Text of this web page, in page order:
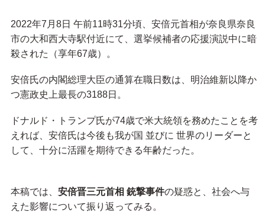
2022年7月8日 午前11時31分頃、安倍元首相が奈良県奈良
市の大和西大寺駅付近にて、選挙候補者の応援演説中に暗
殺された（享年67歳）。
安倍氏の内閣総理大臣の通算在職日数は、明治維新以降か
つ憲政史上最長の3188日。
ドナルド・トランプ氏が74歳で米大統領を務めたことを考
えれば、安倍氏は今後も我が国 並びに 世界のリーダーと
して、十分に活躍を期待できる年齢だった。
本稿では、 安倍晋三元首相 銃撃事件の疑惑と、社会へ与
えた影響について振り返ってみる。